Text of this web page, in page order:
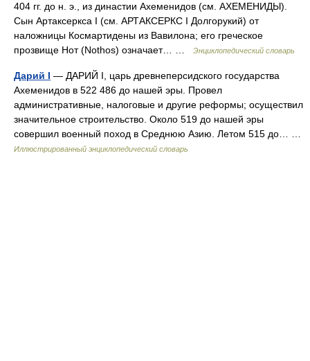
404 гг. до н. э., из династии Ахеменидов (см. АХЕМЕНИДЫ).
Сын Артаксеркса I (см. АРТАКСЕРКС I Долгорукий) от
наложницы Космартидены из Вавилона; его греческое
прозвище Нот (Nothos) означает… …
Энциклопедический словарь
Дарий I — ДАРИЙ I, царь древнеперсидского государства
Ахеменидов в 522 486 до нашей эры. Провел
административные, налоговые и другие реформы; осуществил
значительное строительство. Около 519 до нашей эры
совершил военный поход в Среднюю Азию. Летом 515 до… …
Иллюстрированный энциклопедический словарь